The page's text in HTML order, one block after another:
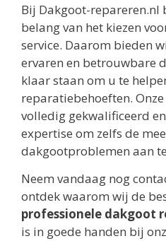
Bij Dakgoot-repareren.nl
belang van het kiezen
service. Daarom bieden
ervaren en betrouwbare
klaar staan om u te
reparatiebehoeften.
volledig gekwalificeerd
expertise om zelfs de
dakgootproblemen aan
Neem vandaag nog
ontdek waarom wij de
professionele dakgoot
is in goede handen bij